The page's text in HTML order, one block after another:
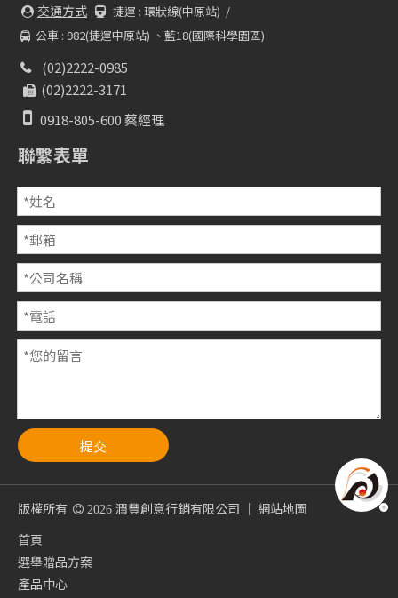
 交通方式  捷運 : 環狀線(中原站) /
 公車 : 982(捷運中原站) 、藍18(國際科學園區)
 (02)2222-0985
(02)2222-3171
 0918-805-600 蔡經理
聯繫表單
提交
版權所有  2026 潤豐創意行銷有限公司 ｜ 網站地圖
首頁
選舉贈品方案
產品中心